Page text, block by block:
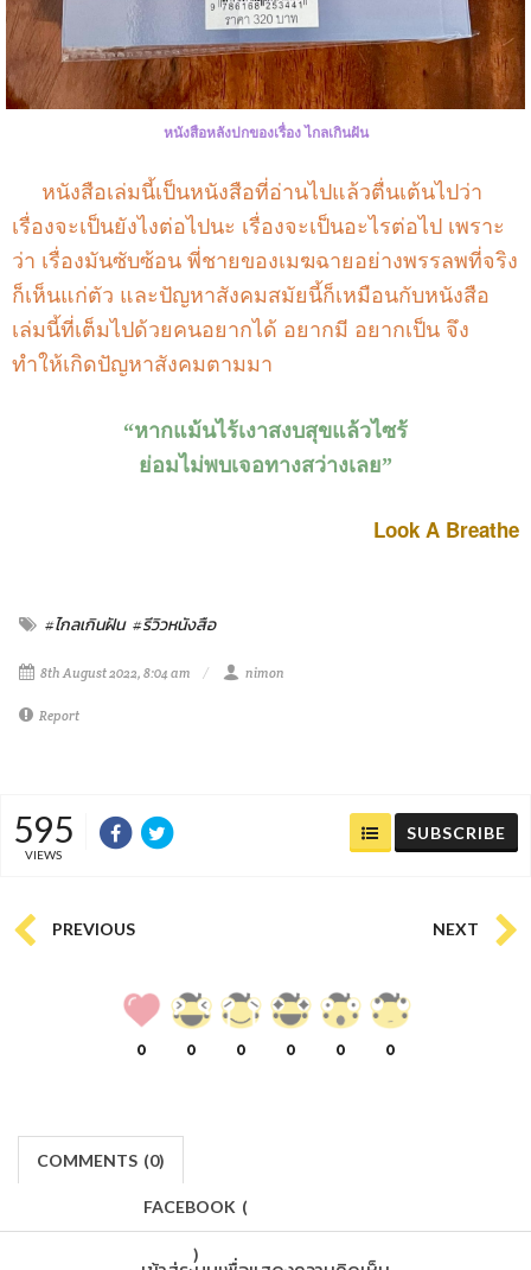
หนังสือหลังปกของเรื่อง ไกลเกินฝัน
หนังสือเล่มนี้เป็นหนังสือที่อ่านไปแล้วตื่นเต้นไปว่า
เรื่องจะเป็นยังไงต่อไปนะ เรื่องจะเป็นอะไรต่อไป เพราะ
ว่า เรื่องมันซับซ้อน พี่ชายของเมฆฉายอย่างพรรลพที่จริง
ก็เห็นแก่ตัว และปัญหาสังคมสมัยนี้ก็เหมือนกับหนังสือ
เล่มนี้ที่เต็มไปด้วยคนอยากได้ อยากมี อยากเป็น จึง
ทำให้เกิดปัญหาสังคมตามมา
“หากแม้นไร้เงาสงบสุขแล้วไซร้
ย่อมไม่พบเจอทางสว่างเลย”
Look A Breathe
#ไกลเกินฝัน #รีวิวหนังสือ
8th August 2022, 8:04 am nimon
Report
595
VIEWS
SUBSCRIBE
PREVIOUS NEXT
0 0 0 0 0 0
COMMENTS (0)
FACEBOOK (
)